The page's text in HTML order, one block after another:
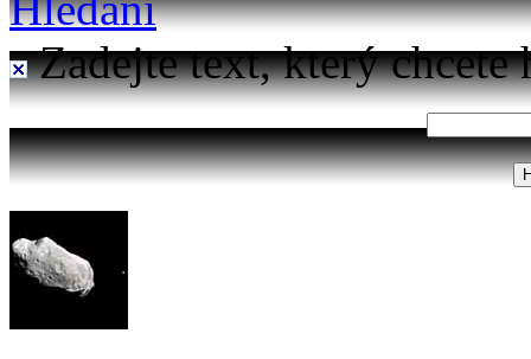
Zadejte text, který chcete